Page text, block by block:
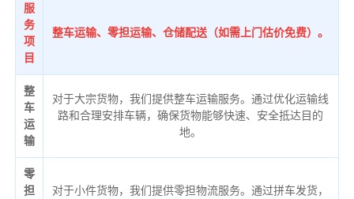
服
务
项
目
整车运输、零担运输、仓储配送（如需上门估价免费）。
整
车
运
输
对于大宗货物，我们提供整车运输服务。通过优化运输线
路和合理安排车辆，确保货物能够快速、安全抵达目的
地。
零
担
对于小件货物，我们提供零担物流服务。通过拼车发货，